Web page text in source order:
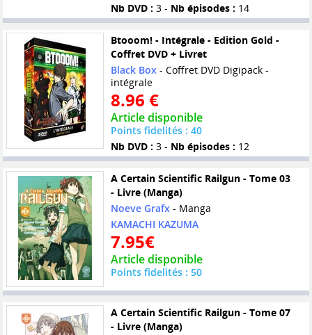
Nb DVD : 3 - Nb épisodes : 14
Btooom! - Intégrale - Edition Gold -
Coffret DVD + Livret
Black Box- Coffret DVD Digipack -
intégrale
8.96 €
Article disponible
Points fidelités : 40
Nb DVD : 3 - Nb épisodes : 12
A Certain Scientific Railgun - Tome 03
- Livre (Manga)
Noeve Grafx- Manga
KAMACHI KAZUMA
7.95€
Article disponible
Points fidelités : 50
A Certain Scientific Railgun - Tome 07
- Livre (Manga)